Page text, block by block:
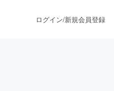
ログイン/新規会員登録